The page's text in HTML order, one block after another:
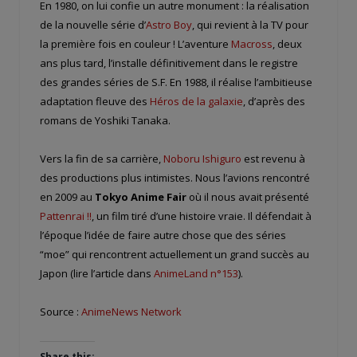
En 1980, on lui confie un autre monument : la réalisation
de la nouvelle série d’Astro Boy, qui revient à la TV pour
la première fois en couleur ! L’aventure Macross, deux
ans plus tard, l’installe définitivement dans le registre
des grandes séries de S.F. En 1988, il réalise l’ambitieuse
adaptation fleuve des Héros de la galaxie, d’après des
romans de Yoshiki Tanaka.
Vers la fin de sa carrière, Noboru Ishiguro est revenu à
des productions plus intimistes. Nous l’avions rencontré
en 2009 au Tokyo Anime Fair où il nous avait présenté
Pattenrai !!, un film tiré d’une histoire vraie. Il défendait à
l’époque l’idée de faire autre chose que des séries
“moe” qui rencontrent actuellement un grand succès au
Japon (lire l’article dans AnimeLand n°153).
Source : AnimeNews Network